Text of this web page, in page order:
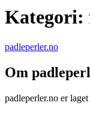
Kategori:
padleperler.no
Om
padleperler.no er